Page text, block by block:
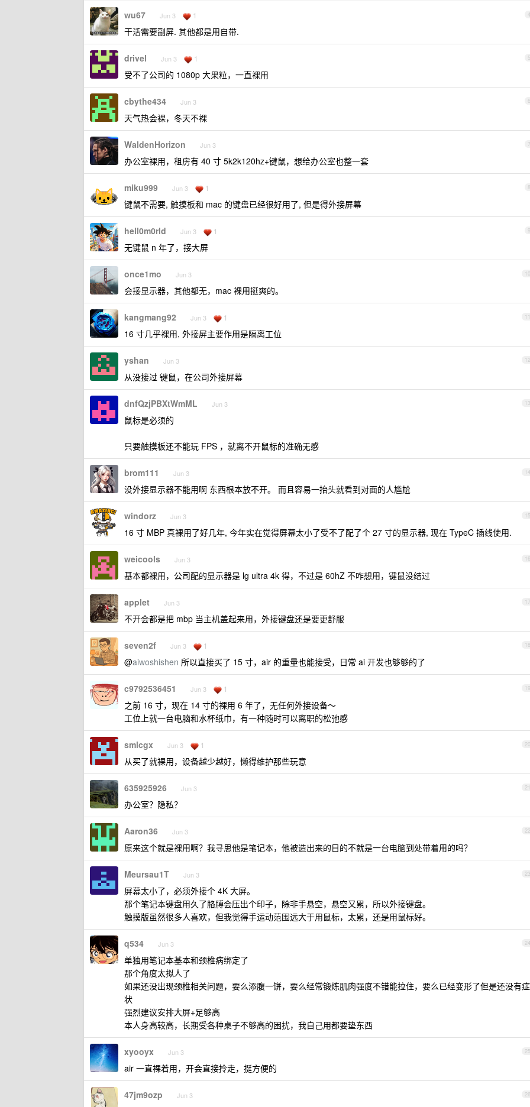
4
wu67 Jun 3 1
干活需要副屏. 其他都是用自带.
5
drivel Jun 3 1
受不了公司的 1080p 大果粒，一直裸用
6
cbythe434 Jun 3
天气热会裸，冬天不裸
7
WaldenHorizon Jun 3
办公室裸用，租房有 40 寸 5k2k120hz+键鼠，想给办公室也整一套
8
miku999 Jun 3 1
键鼠不需要, 触摸板和 mac 的键盘已经很好用了, 但是得外接屏幕
9
hell0m0rld Jun 3 1
无键鼠 n 年了，接大屏
10
once1mo Jun 3
会接显示器，其他都无，mac 裸用挺爽的。
11
kangmang92 Jun 3 1
16 寸几乎裸用, 外接屏主要作用是隔离工位
12
yshan Jun 3
从没接过 键鼠，在公司外接屏幕
13
dnfQzjPBXtWmML Jun 3
鼠标是必须的
只要触摸板还不能玩 FPS ，就离不开鼠标的准确无感
14
brom111 Jun 3
没外接显示器不能用啊 东西根本放不开。 而且容易一抬头就看到对面的人尴尬
15
windorz Jun 3
16 寸 MBP 真裸用了好几年, 今年实在觉得屏幕太小了受不了配了个 27 寸的显示器, 现在 TypeC 插线使用.
16
weicools Jun 3
基本都裸用，公司配的显示器是 lg ultra 4k 得，不过是 60hZ 不咋想用，键鼠没结过
17
applet Jun 3
不开会都是把 mbp 当主机盖起来用，外接键盘还是要更舒服
18
seven2f Jun 3 1
@aiwoshishen 所以直接买了 15 寸，air 的重量也能接受，日常 ai 开发也够够的了
19
c9792536451 Jun 3 1
之前 16 寸，现在 14 寸的裸用 6 年了，无任何外接设备～
工位上就一台电脑和水杯纸巾，有一种随时可以离职的松弛感
20
smlcgx Jun 3 1
从买了就裸用，设备越少越好，懒得维护那些玩意
21
635925926 Jun 3
办公室？隐私？
22
Aaron36 Jun 3
原来这个就是裸用啊？我寻思他是笔记本，他被造出来的目的不就是一台电脑到处带着用的吗？
23
Meursau1T Jun 3
屏幕太小了，必须外接个 4K 大屏。
那个笔记本键盘用久了胳膊会压出个印子，除非手悬空，悬空又累，所以外接键盘。
触摸版虽然很多人喜欢，但我觉得手运动范围远大于用鼠标，太累，还是用鼠标好。
24
q534 Jun 3
单独用笔记本基本和颈椎病绑定了
那个角度太拟人了
如果还没出现颈椎相关问题，要么添腹一饼，要么经常锻炼肌肉强度不错能拉住，要么已经变形了但是还没有症
状
强烈建议安排大屏+足够高
本人身高较高，长期受各种桌子不够高的困扰，我自己用都要垫东西
25
xyooyx Jun 3
air 一直裸着用，开会直接拎走，挺方便的
26
47jm9ozp Jun 3